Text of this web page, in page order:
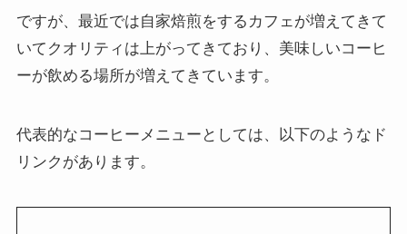
ですが、最近では自家焙煎をするカフェが増えてきて
いてクオリティは上がってきており、美味しいコーヒ
ーが飲める場所が増えてきています。
代表的なコーヒーメニューとしては、以下のようなド
リンクがあります。